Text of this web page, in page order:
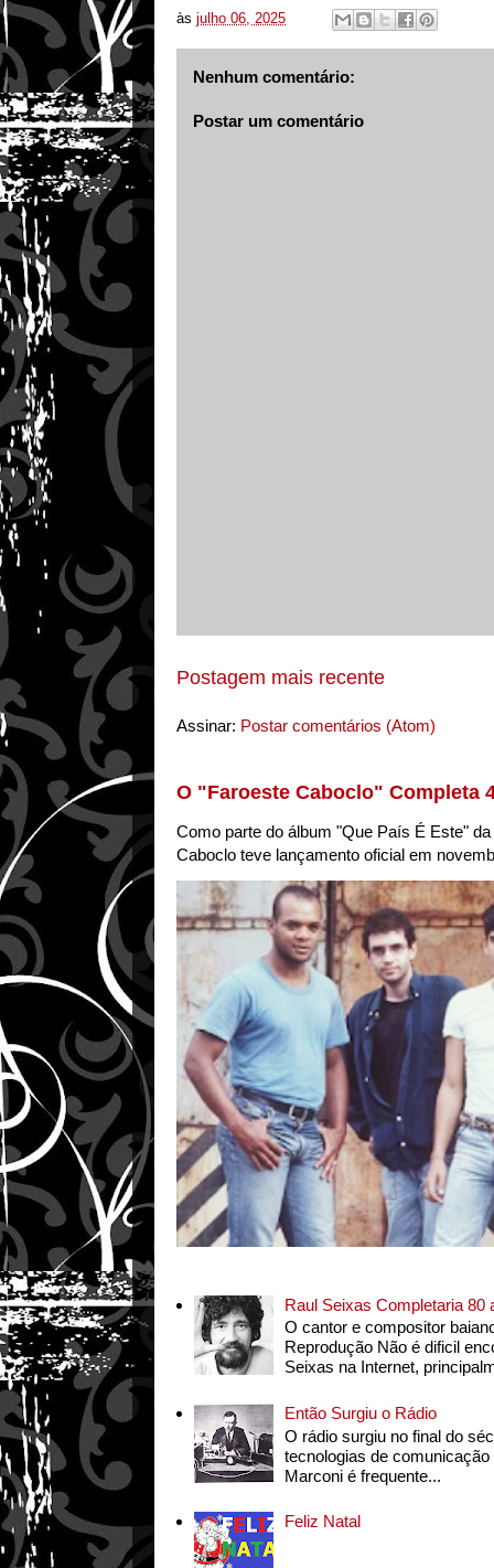
às julho 06, 2025
Nenhum comentário:
Postar um comentário
Postagem mais recente
Assinar: Postar comentários (Atom)
O "Faroeste Caboclo" Completa
Como parte do álbum "Que País É Este"
Caboclo teve lançamento oficial em
Raul Seixas Completaria 80
O cantor e compositor
Reprodução Não é dificil
Seixas na Internet,
Então Surgiu o Rádio
O rádio surgiu no final do
tecnologias de
Marconi é frequente...
Feliz Natal